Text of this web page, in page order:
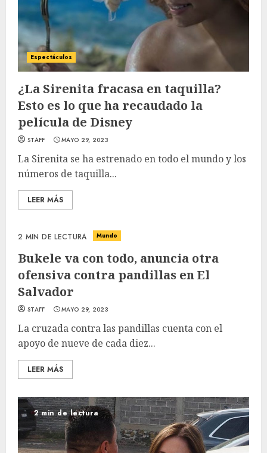
Espectáculos
¿La Sirenita fracasa en taquilla?
Esto es lo que ha recaudado la
película de Disney
STAFF MAYO 29, 2023
La Sirenita se ha estrenado en todo el mundo y los
números de taquilla...
LEER MÁS
2 MIN DE LECTURA Mundo
Bukele va con todo, anuncia otra
ofensiva contra pandillas en El
Salvador
STAFF MAYO 29, 2023
La cruzada contra las pandillas cuenta con el
apoyo de nueve de cada diez...
LEER MÁS
2 min de lectura